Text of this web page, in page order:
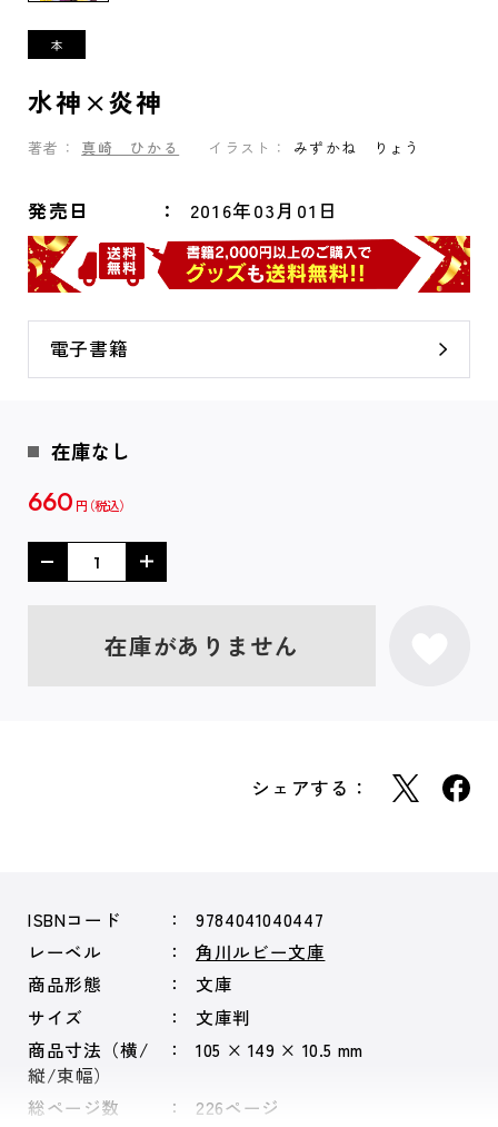
水神×炎神
著者： 真崎 ひかる イラスト： みずかね りょう
発売日 2016年03月01日
電子書籍
在庫なし
660 円
在庫がありません
シェアする：
ISBNコード
9784041040447
レーベル
角川ルビー文庫
商品形態
文庫
サイズ
文庫判
商品寸法（横/
縦/束幅）
105 × 149 × 10.5 mm
総ページ数 226ページ